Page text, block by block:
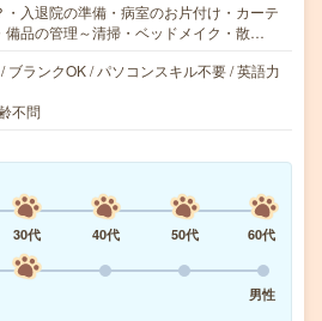
入退院の準備・病室のお片付け・カーテ
備品の管理～清掃・ベッドメイク・散…
ブランクOK / パソコンスキル不要 / 英語力
不問
30代 40代 50代
60代
男性